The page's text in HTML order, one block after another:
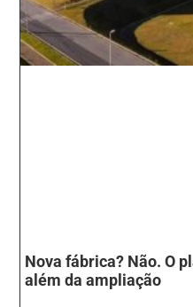
Nova fábrica? Não. O
além da ampliação